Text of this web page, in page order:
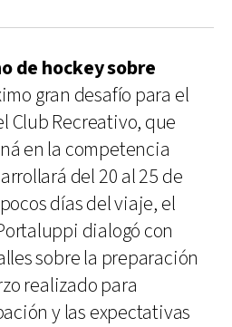
de hockey sobre
gran desafío para el
Club Recreativo, que
en la competencia
del 20 al 25 de
días del viaje, el
dialogó con
sobre la preparación
realizado para
y las expectativas